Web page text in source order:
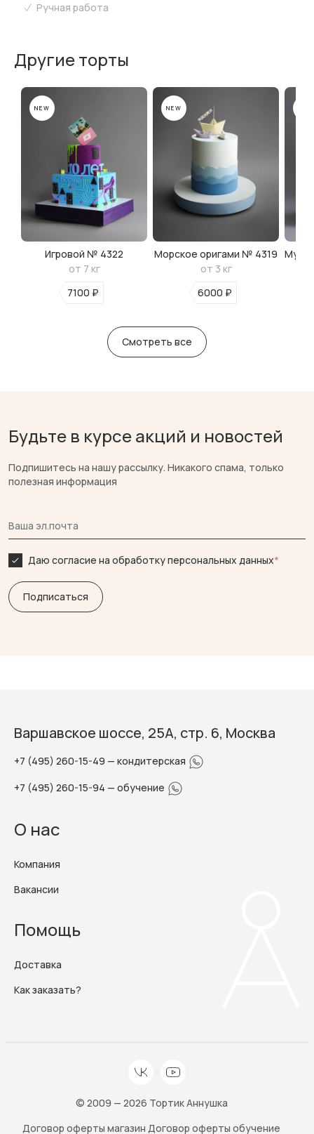
Ручная работа
Другие торты
Игровой № 4322
от 7 кг
7100 ₽
NEW
Морское оригами № 4319
от 3 кг
6000 ₽
NEW
Смотреть все
Будьте в курсе акций и новостей
Подпишитесь на нашу рассылку. Никакого спама, только
полезная информация
Даю согласие на обработку персональных данных*
Варшавское шоссе, 25А, стр. 6, Москва
+7 (495) 260-15-49 — кондитерская
+7 (495) 260-15-94 — обучение
О нас
Компания
Вакансии
Помощь
Доставка
Как заказать?
© 2009 — 2026 Тортик Аннушка
Договор оферты магазин Договор оферты обучение